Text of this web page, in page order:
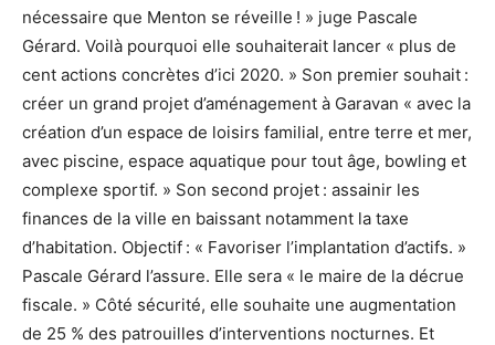
nécessaire que Menton se réveille ! » juge Pascale
Gérard. Voilà pourquoi elle souhaiterait lancer « plus de
cent actions concrètes d’ici 2020. » Son premier souhait :
créer un grand projet d’aménagement à Garavan « avec la
création d’un espace de loisirs familial, entre terre et mer,
avec piscine, espace aquatique pour tout âge, bowling et
complexe sportif. » Son second projet : assainir les
finances de la ville en baissant notamment la taxe
d’habitation. Objectif : « Favoriser l’implantation d’actifs. »
Pascale Gérard l’assure. Elle sera « le maire de la décrue
fiscale. » Côté sécurité, elle souhaite une augmentation
de 25 % des patrouilles d’interventions nocturnes. Et